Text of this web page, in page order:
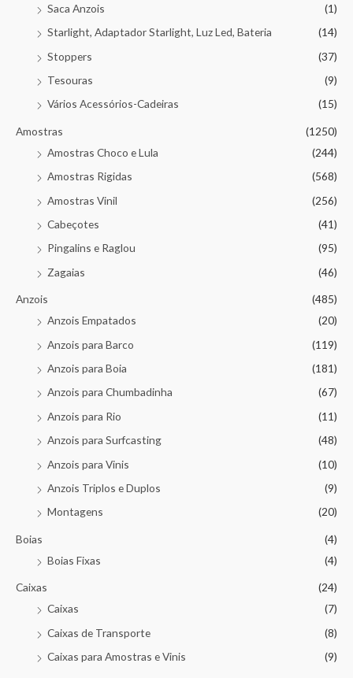
Saca Anzois
(1)
Starlight, Adaptador Starlight, Luz Led, Bateria
(14)
Stoppers
(37)
Tesouras
(9)
Vários Acessórios-Cadeiras
(15)
Amostras
(1250)
Amostras Choco e Lula
(244)
Amostras Rigidas
(568)
Amostras Vinil
(256)
Cabeçotes
(41)
Pingalins e Raglou
(95)
Zagaias
(46)
Anzois
(485)
Anzois Empatados
(20)
Anzois para Barco
(119)
Anzois para Boia
(181)
Anzois para Chumbadinha
(67)
Anzois para Rio
(11)
Anzois para Surfcasting
(48)
Anzois para Vinis
(10)
Anzois Triplos e Duplos
(9)
Montagens
(20)
Boias
(4)
Boias Fixas
(4)
Caixas
(24)
Caixas
(7)
Caixas de Transporte
(8)
Caixas para Amostras e Vinis
(9)